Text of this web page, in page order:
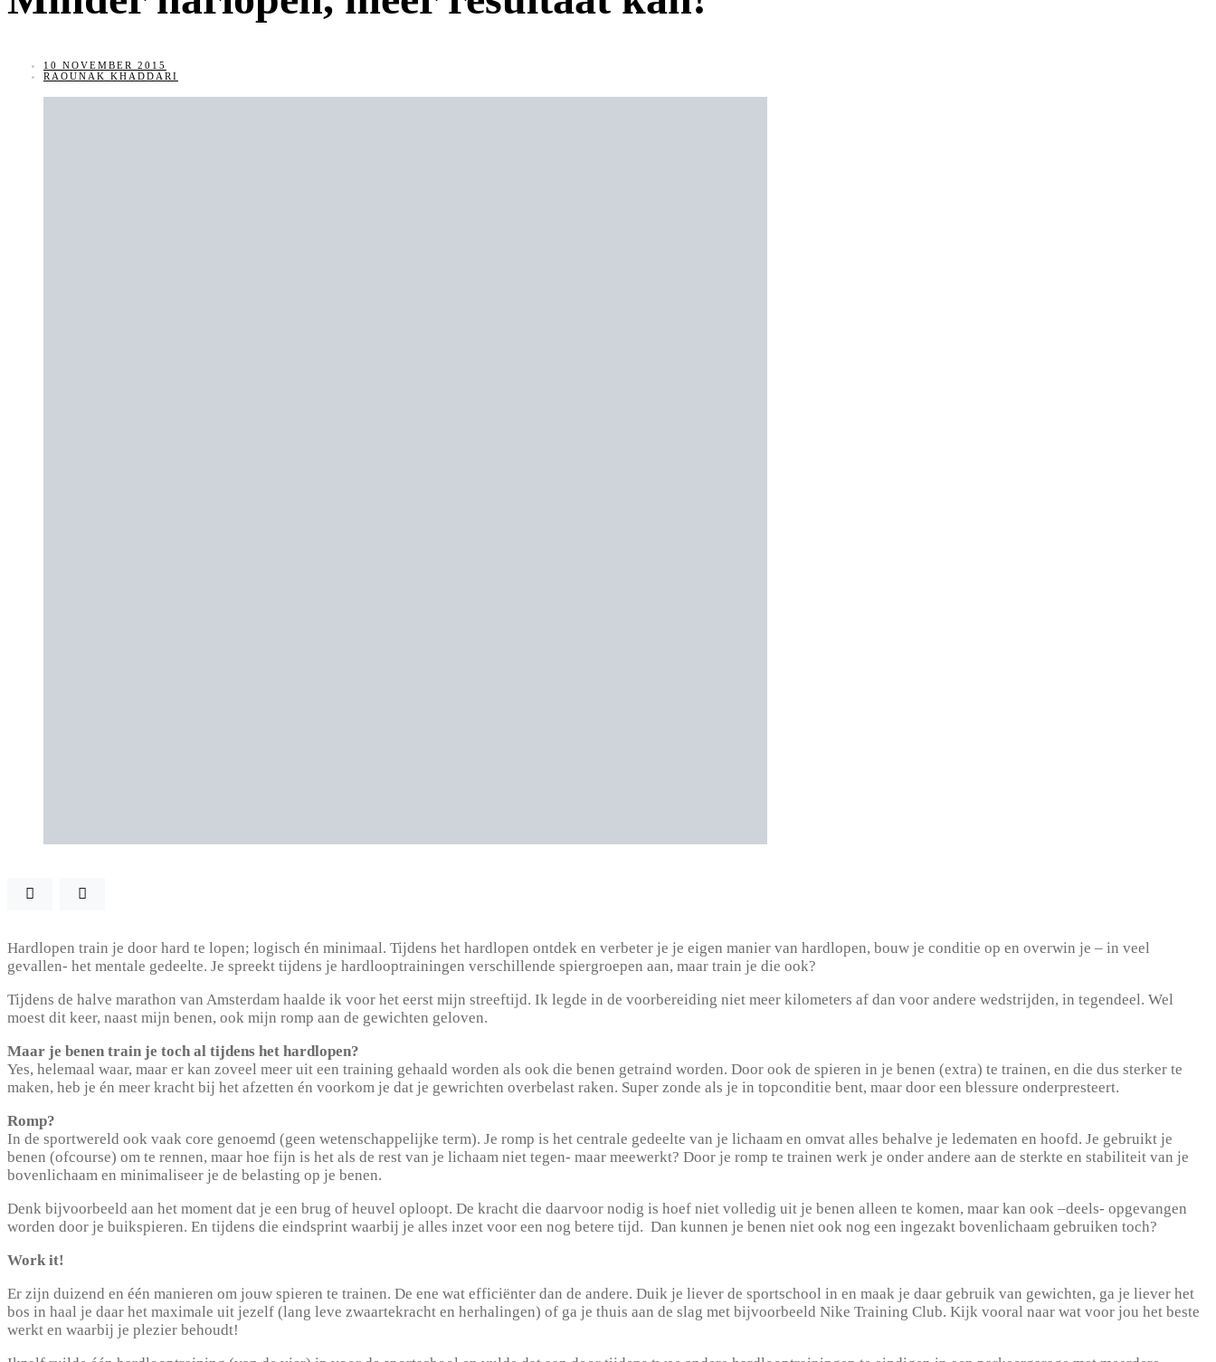
10 NOVEMBER 2015
RAOUNAK KHADDARI
Hardlopen train je door hard te lopen; logisch én minimaal. Tijdens het hardlopen ontdek en verbeter je je eigen manier van hardlopen, bouw je conditie op en overwin je – in veel
gevallen- het mentale gedeelte. Je spreekt tijdens je hardlooptrainingen verschillende spiergroepen aan, maar train je die ook?
Tijdens de halve marathon van Amsterdam haalde ik voor het eerst mijn streeftijd. Ik legde in de voorbereiding niet meer kilometers af dan voor andere wedstrijden, in tegendeel. Wel
moest dit keer, naast mijn benen, ook mijn romp aan de gewichten geloven.
Maar je benen train je toch al tijdens het hardlopen?
Yes, helemaal waar, maar er kan zoveel meer uit een training gehaald worden als ook die benen getraind worden. Door ook de spieren in je benen (extra) te trainen, en die dus sterker te
maken, heb je én meer kracht bij het afzetten én voorkom je dat je gewrichten overbelast raken. Super zonde als je in topconditie bent, maar door een blessure onderpresteert.
Romp?
In de sportwereld ook vaak core genoemd (geen wetenschappelijke term). Je romp is het centrale gedeelte van je lichaam en omvat alles behalve je ledematen en hoofd. Je gebruikt je
benen (ofcourse) om te rennen, maar hoe fijn is het als de rest van je lichaam niet tegen- maar meewerkt? Door je romp te trainen werk je onder andere aan de sterkte en stabiliteit van je
bovenlichaam en minimaliseer je de belasting op je benen.
Denk bijvoorbeeld aan het moment dat je een brug of heuvel oploopt. De kracht die daarvoor nodig is hoef niet volledig uit je benen alleen te komen, maar kan ook –deels- opgevangen
worden door je buikspieren. En tijdens die eindsprint waarbij je alles inzet voor een nog betere tijd. Dan kunnen je benen niet ook nog een ingezakt bovenlichaam gebruiken toch?
Work it!
Er zijn duizend en één manieren om jouw spieren te trainen. De ene wat efficiënter dan de andere. Duik je liever de sportschool in en maak je daar gebruik van gewichten, ga je liever het
bos in haal je daar het maximale uit jezelf (lang leve zwaartekracht en herhalingen) of ga je thuis aan de slag met bijvoorbeeld Nike Training Club. Kijk vooral naar wat voor jou het beste
werkt en waarbij je plezier behoudt!